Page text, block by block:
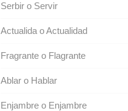
Serbir o Servir
Actualida o Actualidad
Fragrante o Flagrante
Ablar o Hablar
Enjambre o Enjambre